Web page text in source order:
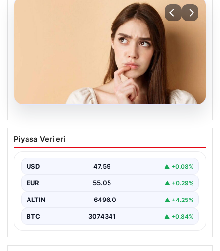
05.08.2026
Kararlarında Kararlı Olamayan Burçlar:
En Çok Fikir Değiştiren 5 Burç
bulunmaktadır ve bunlar günlük yaşamda karar verme…
Piyasa Verileri
USD 47.59 ▲ +0.08%
EUR 55.05 ▲ +0.29%
ALTIN 6496.0 ▲ +4.25%
BTC 3074341 ▲ +0.84%